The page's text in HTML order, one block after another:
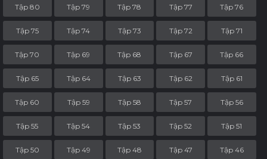
Tập 80 Tập 79 Tập 78 Tập 77 Tập 76
Tập 75 Tập 74 Tập 73 Tập 72 Tập 71
Tập 70 Tập 69 Tập 68 Tập 67 Tập 66
Tập 65 Tập 64 Tập 63 Tập 62 Tập 61
Tập 60 Tập 59 Tập 58 Tập 57 Tập 56
Tập 55 Tập 54 Tập 53 Tập 52 Tập 51
Tập 50 Tập 49 Tập 48 Tập 47 Tập 46